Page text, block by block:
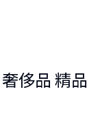
侈品 精品